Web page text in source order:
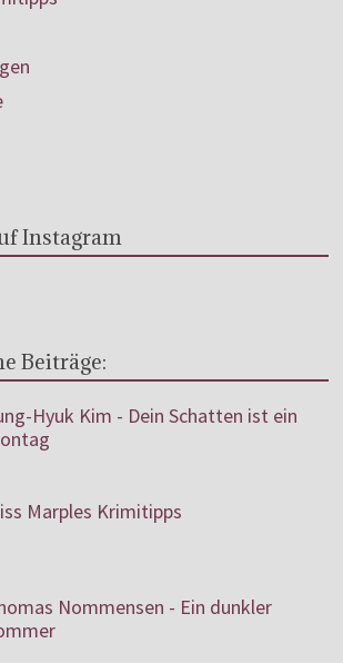
Instagram
Beiträge:
Hyuk Kim - Dein Schatten ist ein
Marples Krimitipps
Nommensen - Ein dunkler